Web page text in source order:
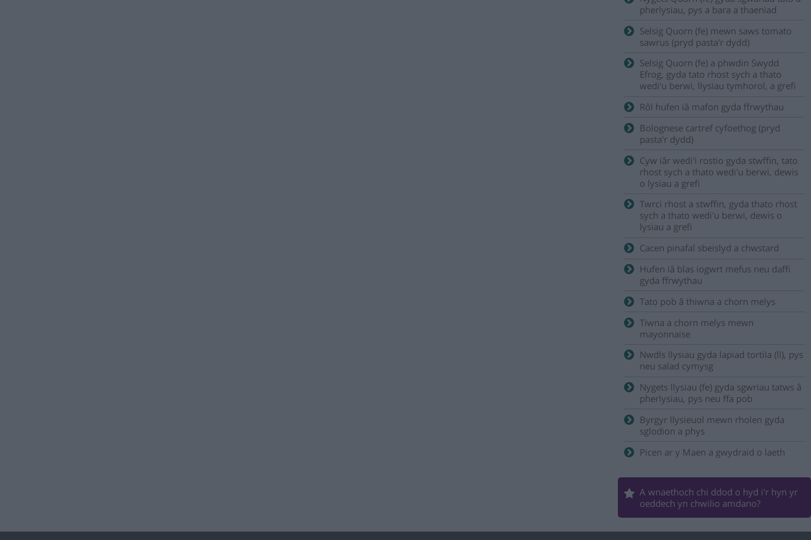
pherlysiau, pys a bara a thaeniad
Selsig Quorn (fe) mewn saws tomato
sawrus (pryd pasta'r dydd)
Selsig Quorn (fe) a phwdin Swydd
Efrog, gyda tato rhost sych a thato
wedi'u berwi, llysiau tymhorol, a grefi
Rôl hufen iâ mafon gyda ffrwythau
Bolognese cartref cyfoethog (pryd
pasta'r dydd)
Cyw iâr wedi'i rostio gyda stwffin, tato
rhost sych a thato wedi'u berwi, dewis
o lysiau a grefi
Twrci rhost a stwffin, gyda thato rhost
sych a thato wedi'u berwi, dewis o
lysiau a grefi
Cacen pinafal sbeislyd a chwstard
Hufen iâ blas iogwrt mefus neu daffi
gyda ffrwythau
Tato pob â thiwna a chorn melys
Tiwna a chorn melys mewn
mayonnaise
Nwdls llysiau gyda lapiad tortila (ll), pys
neu salad cymysg
Nygets llysiau (fe) gyda sgwriau tatws â
pherlysiau, pys neu ffa pob
Byrgyr llysieuol mewn rholen gyda
sglodion a phys
Picen ar y Maen a gwydraid o laeth
A wnaethoch chi ddod o hyd i'r hyn yr
oeddech yn chwilio amdano?